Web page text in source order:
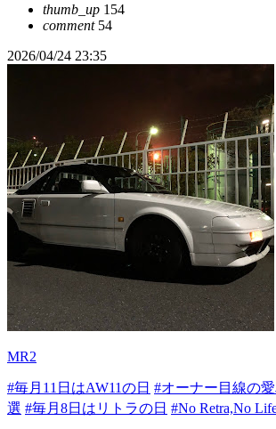
thumb_up 154
comment54
2026/04/24 23:35
MR2
#毎月11日はAW11の日 #オーナー目線の
選 #毎月8日はリトラの日 #No Retra,No